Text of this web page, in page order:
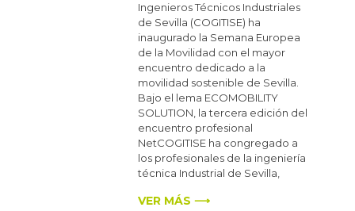
Ingenieros Técnicos Industriales
de Sevilla (COGITISE) ha
inaugurado la Semana Europea
de la Movilidad con el mayor
encuentro dedicado a la
movilidad sostenible de Sevilla.
Bajo el lema ECOMOBILITY
SOLUTION, la tercera edición del
encuentro profesional
NetCOGITISE ha congregado a
los profesionales de la ingeniería
técnica Industrial de Sevilla,
VER MÁS ⟶